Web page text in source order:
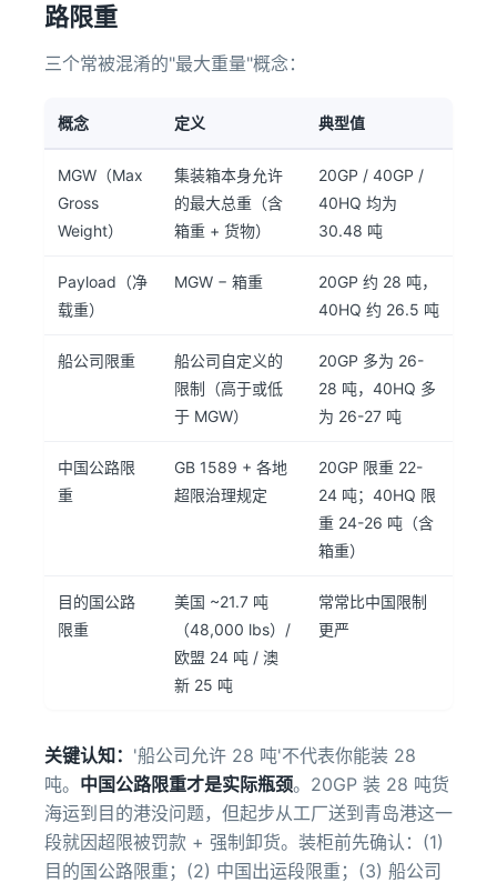
路限重
三个常被混淆的"最大重量"概念：
概念 定义 典型值
MGW（Max
Gross
Weight）
集装箱本身允许
的最大总重（含
箱重 + 货物）
20GP / 40GP /
40HQ 均为
30.48 吨
Payload（净
载重）
MGW − 箱重
20GP 约 28 吨，
40HQ 约 26.5 吨
船公司限重
船公司自定义的
限制（高于或低
于 MGW）
20GP 多为 26-
28 吨，40HQ 多
为 26-27 吨
中国公路限
重
GB 1589 + 各地
超限治理规定
20GP 限重 22-
24 吨；40HQ 限
重 24-26 吨（含
箱重）
目的国公路
限重
美国 ~21.7 吨
（48,000 lbs）/
欧盟 24 吨 / 澳
新 25 吨
常常比中国限制
更严
关键认知： '船公司允许 28 吨'不代表你能装 28
吨。 中国公路限重才是实际瓶颈。20GP 装 28 吨货
海运到目的港没问题，但起步从工厂送到青岛港这一
段就因超限被罚款 + 强制卸货。装柜前先确认：(1)
目的国公路限重；(2) 中国出运段限重；(3) 船公司